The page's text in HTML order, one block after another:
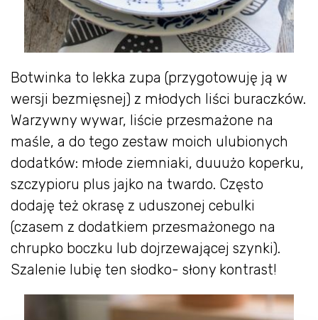
Botwinka to lekka zupa (przygotowuję ją w
wersji bezmięsnej) z młodych liści buraczków.
Warzywny wywar, liście przesmażone na
maśle, a do tego zestaw moich ulubionych
dodatków: młode ziemniaki, duuużo koperku,
szczypioru plus jajko na twardo. Często
dodaję też okrasę z uduszonej cebulki
(czasem z dodatkiem przesmażonego na
chrupko boczku lub dojrzewającej szynki).
Szalenie lubię ten słodko- słony kontrast!